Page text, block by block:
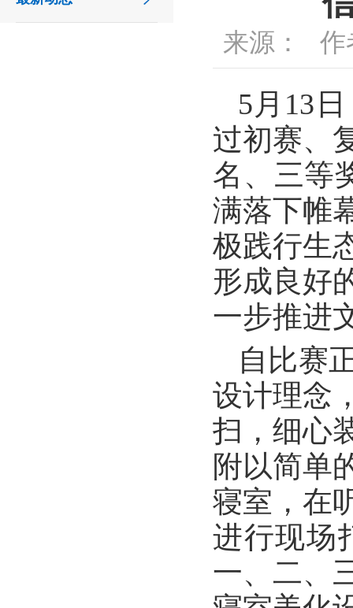
来源： 作
5月13
过初赛、
名、三等
满落下帷
极践行生
形成良好
一步推进
自比赛
设计理念
扫，细心
附以简单
寝室，在
进行现场
一、二、